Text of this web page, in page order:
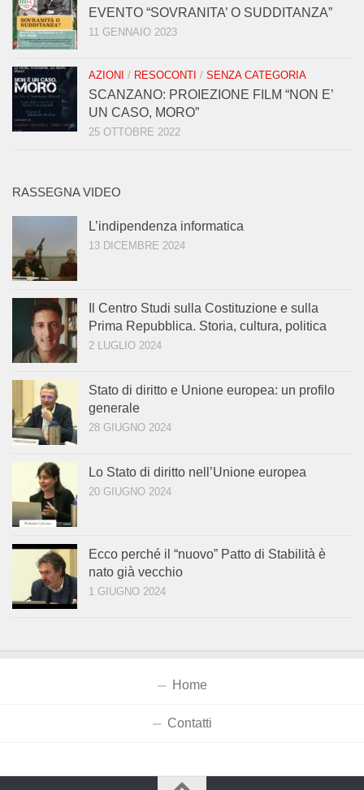
EVENTO “SOVRANITA’ O SUDDITANZA”
11 GENNAIO 2023
AZIONI / RESOCONTI / SENZA CATEGORIA
SCANZANO: PROIEZIONE FILM “NON E’
UN CASO, MORO”
25 OTTOBRE 2022
RASSEGNA VIDEO
L’indipendenza informatica
13 DICEMBRE 2024
Il Centro Studi sulla Costituzione e sulla
Prima Repubblica. Storia, cultura, politica
2 LUGLIO 2024
Stato di diritto e Unione europea: un profilo
generale
28 GIUGNO 2024
Lo Stato di diritto nell’Unione europea
20 GIUGNO 2024
Ecco perché il “nuovo” Patto di Stabilità è
nato già vecchio
1 GIUGNO 2024
Home
Contatti